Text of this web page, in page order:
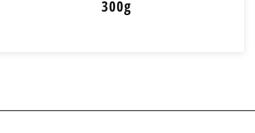
Amann 300g
300g